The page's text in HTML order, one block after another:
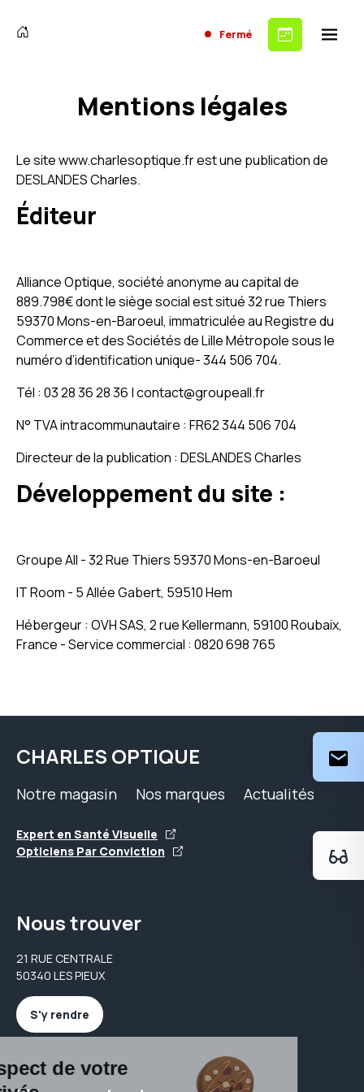
Fermé
Mentions légales
Le site www.charlesoptique.fr est une publication de
DESLANDES Charles.
Éditeur
Alliance Optique, société anonyme au capital de
889.798€ dont le siège social est situé 32 rue Thiers
59370 Mons-en-Baroeul, immatriculée au Registre du
Commerce et des Sociétés de Lille Métropole sous le
numéro d’identification unique- 344 506 704.
Tél : 03 28 36 28 36 | contact@groupeall.fr
N° TVA intracommunautaire : FR62 344 506 704
Directeur de la publication : DESLANDES Charles
Développement du site :
Groupe All - 32 Rue Thiers 59370 Mons-en-Baroeul
IT Room - 5 Allée Gabert, 59510 Hem
Hébergeur : OVH SAS, 2 rue Kellermann, 59100 Roubaix,
France - Service commercial : 0820 698 765
CHARLES OPTIQUE
Notre magasin Nos marques Actualités
Expert en Santé Visuelle
Opticiens Par Conviction
Nous trouver
21 RUE CENTRALE
50340 LES PIEUX
S'y rendre